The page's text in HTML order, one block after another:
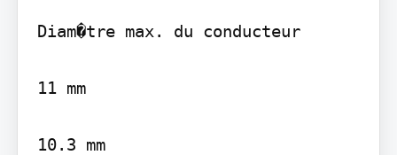
Diam�tre max. du conducteur
11 mm
10.3 mm